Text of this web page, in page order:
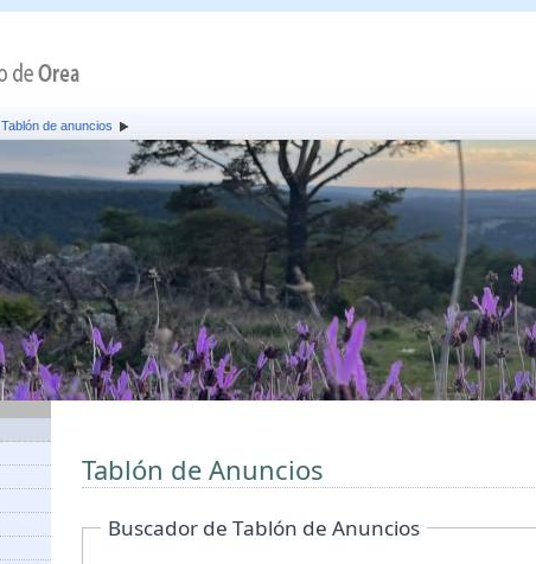
Tablón de anuncios
Tablón de Anuncios
Buscador de Tablón de Anuncios